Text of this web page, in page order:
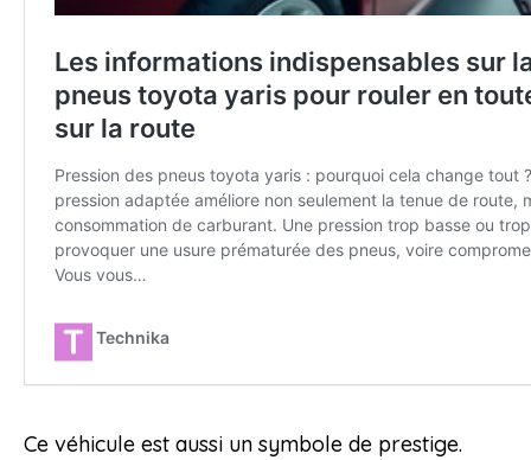
Ce véhicule est aussi un symbole de prestige.